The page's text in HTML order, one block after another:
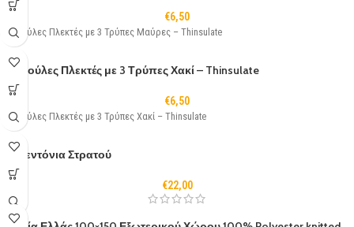
€6,50
Κουκούλες Πλεκτές με 3 Τρύπες Μαύρες – Thinsulate
Κουκούλες Πλεκτές με 3 Τρύπες Χακί – Thinsulate
€6,50
Κουκούλες Πλεκτές με 3 Τρύπες Χακί – Thinsulate
Σετ Σεντόνια Στρατού
€22,00